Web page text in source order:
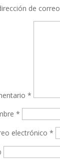
de
*
*
electrónico*